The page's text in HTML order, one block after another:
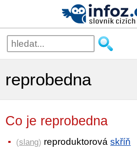
reprobedna
Co je reprobedna
(slang) reproduktorováskříň